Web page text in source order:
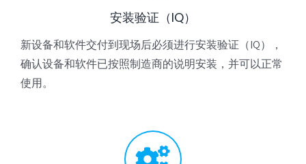
安装验证（IQ）
新设备和软件交付到现场后必须进行安装验证（IQ），
确认设备和软件已按照制造商的说明安装，并可以正常
使用。